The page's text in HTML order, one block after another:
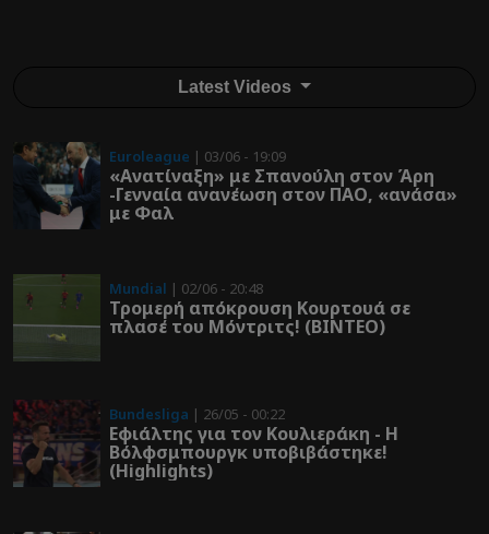
Latest Videos
Euroleague | 03/06 - 19:09
«Ανατίναξη» με Σπανούλη στον Άρη
-Γενναία ανανέωση στον ΠΑΟ, «ανάσα»
με Φαλ
Mundial | 02/06 - 20:48
Τρομερή απόκρουση Κουρτουά σε
πλασέ του Μόντριτς! (ΒΙΝΤΕΟ)
Bundesliga | 26/05 - 00:22
Εφιάλτης για τον Κουλιεράκη - Η
Βόλφσμπουργκ υποβιβάστηκε!
(Highlights)